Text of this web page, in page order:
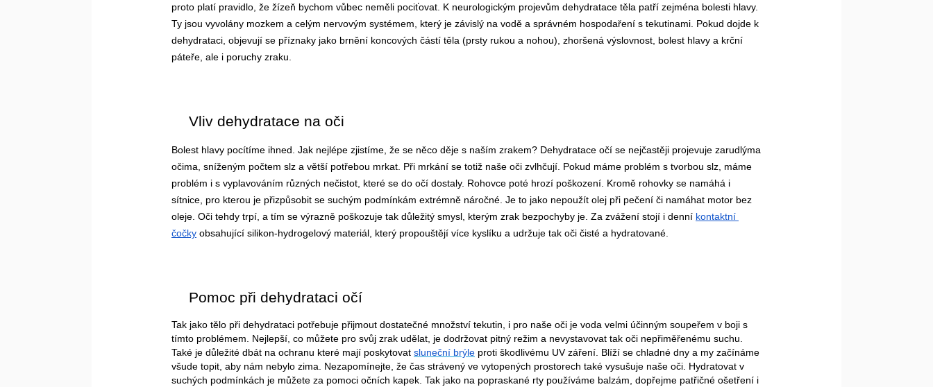
proto platí pravidlo, že žízeň bychom vůbec neměli pociťovat. K neurologickým projevům dehydratace těla patří zejména bolesti hlavy.
Ty jsou vyvolány mozkem a celým nervovým systémem, který je závislý na vodě a správném hospodaření s tekutinami. Pokud dojde k
dehydrataci, objevují se příznaky jako brnění koncových částí těla (prsty rukou a nohou), zhoršená výslovnost, bolest hlavy a krční
páteře, ale i poruchy zraku.
Vliv dehydratace na oči
Bolest hlavy pocítíme ihned. Jak nejlépe zjistíme, že se něco děje s naším zrakem? Dehydratace očí se nejčastěji projevuje zarudlýma
očima, sníženým počtem slz a větší potřebou mrkat. Při mrkání se totiž naše oči zvlhčují. Pokud máme problém s tvorbou slz, máme
problém i s vyplavováním různých nečistot, které se do očí dostaly. Rohovce poté hrozí poškození. Kromě rohovky se namáhá i
sítnice, pro kterou je přizpůsobit se suchým podmínkám extrémně náročné. Je to jako nepoužít olej při pečení či namáhat motor bez
oleje. Oči tehdy trpí, a tím se výrazně poškozuje tak důležitý smysl, kterým zrak bezpochyby je. Za zvážení stojí i denní kontaktní
čočky obsahující silikon-hydrogelový materiál, který propouštějí více kyslíku a udržuje tak oči čisté a hydratované.
Pomoc při dehydrataci očí
Tak jako tělo při dehydrataci potřebuje přijmout dostatečné množství tekutin, i pro naše oči je voda velmi účinným soupeřem v boji s
tímto problémem. Nejlepší, co můžete pro svůj zrak udělat, je dodržovat pitný režim a nevystavovat tak oči nepřiměřenému suchu.
Také je důležité dbát na ochranu které mají poskytovat sluneční brýle proti škodlivému UV záření. Blíží se chladné dny a my začínáme
všude topit, aby nám nebylo zima. Nezapomínejte, že čas strávený ve vytopených prostorech také vysušuje naše oči. Hydratovat v
suchých podmínkách je můžete za pomoci očních kapek. Tak jako na popraskané rty používáme balzám, dopřejme patřičné ošetření i